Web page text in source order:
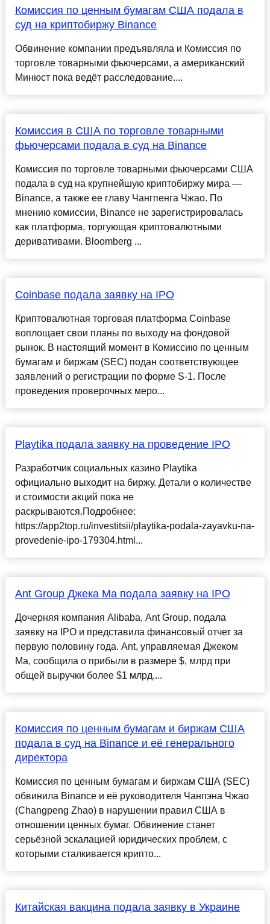
Комиссия по ценным бумагам США подала в
суд на криптобиржу Binance
Обвинение компании предъявляла и Комиссия по
торговле товарными фьючерсами, а американский
Минюст пока ведёт расследование....
Комиссия в США по торговле товарными
фьючерсами подала в суд на Binance
Комиссия по торговле товарными фьючерсами США
подала в суд на крупнейшую криптобиржу мира —
Binance, а также ее главу Чангпенга Чжао. По
мнению комиссии, Binance не зарегистрировалась
как платформа, торгующая криптовалютными
деривативами. Bloomberg ...
Coinbase подала заявку на IPO
Криптовалютная торговая платформа Coinbase
воплощает свои планы по выходу на фондовой
рынок. В настоящий момент в Комиссию по ценным
бумагам и биржам (SEC) подан соответствующее
заявлений о регистрации по форме S-1. После
проведения проверочных меро...
Playtika подала заявку на проведение IPO
Разработчик социальных казино Playtika
официально выходит на биржу. Детали о количестве
и стоимости акций пока не
раскрываются.Подробнее:
https://app2top.ru/investitsii/playtika-podala-zayavku-na-
provedenie-ipo-179304.html...
Ant Group Джека Ма подала заявку на IPO
Дочерняя компания Alibaba, Ant Group, подала
заявку на IPO и представила финансовый отчет за
первую половину года. Ant, управляемая Джеком
Ма, сообщила о прибыли в размере $, млрд при
общей выручки более $1 млрд....
Комиссия по ценным бумагам и биржам США
подала в суд на Binance и её генерального
директора
Комиссия по ценным бумагам и биржам США (SEC)
обвинила Binance и её руководителя Чанпэна Чжао
(Changpeng Zhao) в нарушении правил США в
отношении ценных бумаг. Обвинение станет
серьёзной эскалацией юридических проблем, с
которыми сталкивается крипто...
Китайская вакцина подала заявку в Украине